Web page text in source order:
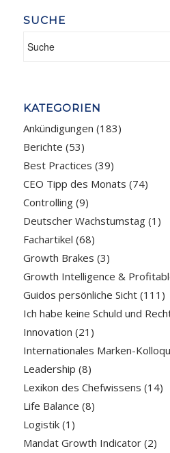
SUCHE
KATEGORIEN
Ankündigungen (183)
Berichte (53)
Best Practices (39)
CEO Tipp des Monats (74)
Controlling(9)
Deutscher Wachstumstag(1)
Fachartikel (68)
Growth Brakes (3)
Growth Intelligence &
Guidos persönliche Sicht(111)
Ich habe keine Schuld und
Innovation (21)
Internationales Marken-
Leadership (8)
Lexikon des Chefwissens (14)
Life Balance (8)
Logistik(1)
Mandat Growth Indicator(2)